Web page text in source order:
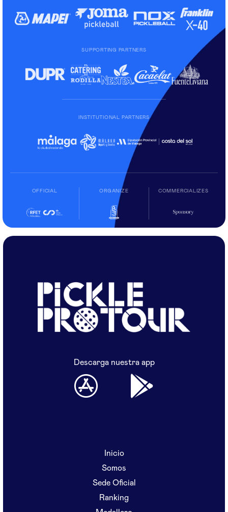
SUPPORTING PARTNERS
INSTITUTIONAL PARTNERS
OFFICIAL ORGANIZE COMMERCIALIZES
Descarga nuestra app
Inicio
Somos
Sede Oficial
Ranking